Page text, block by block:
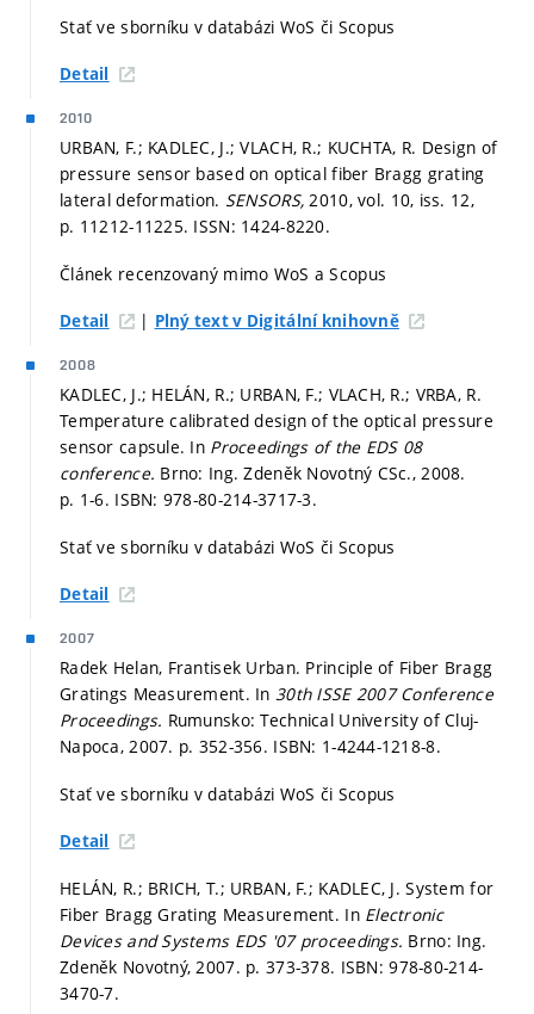
Stať ve sborníku v databázi WoS či Scopus
Detail
2010
URBAN, F.; KADLEC, J.; VLACH, R.; KUCHTA, R. Design of
pressure sensor based on optical fiber Bragg grating
lateral deformation. SENSORS,2010, vol. 10, iss. 12,
p. 11212-11225. ISSN: 1424-8220.
Článek recenzovaný mimo WoS a Scopus
Detail | Plný text v Digitální knihovně
2008
KADLEC, J.; HELÁN, R.; URBAN, F.; VLACH, R.; VRBA, R.
Temperature calibrated design of the optical pressure
sensor capsule. In Proceedings of the EDS 08
conference. Brno: Ing. Zdeněk Novotný CSc., 2008.
p. 1-6. ISBN: 978-80-214-3717-3.
Stať ve sborníku v databázi WoS či Scopus
Detail
2007
Radek Helan, Frantisek Urban. Principle of Fiber Bragg
Gratings Measurement. In 30th ISSE 2007 Conference
Proceedings. Rumunsko: Technical University of Cluj-
Napoca, 2007. p. 352-356. ISBN: 1-4244-1218-8.
Stať ve sborníku v databázi WoS či Scopus
Detail
HELÁN, R.; BRICH, T.; URBAN, F.; KADLEC, J. System for
Fiber Bragg Grating Measurement. In Electronic
Devices and Systems EDS '07 proceedings. Brno: Ing.
Zdeněk Novotný, 2007. p. 373-378. ISBN: 978-80-214-
3470-7.